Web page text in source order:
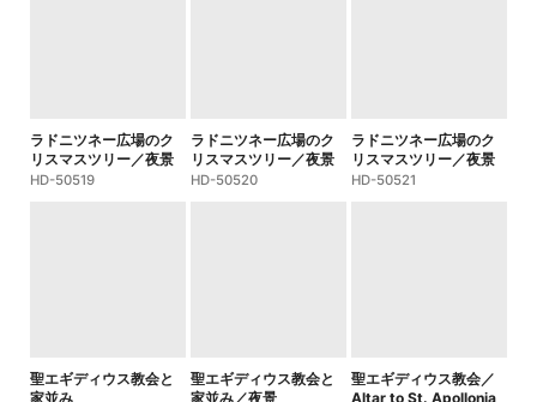
ラドニツネー広場のク
リスマスツリー／夜景
HD-50519
ラドニツネー広場のク
リスマスツリー／夜景
HD-50520
ラドニツネー広場のク
リスマスツリー／夜景
HD-50521
聖エギディウス教会と
家並み
聖エギディウス教会と
家並み／夜景
聖エギディウス教会／
Altar to St. Apollonia